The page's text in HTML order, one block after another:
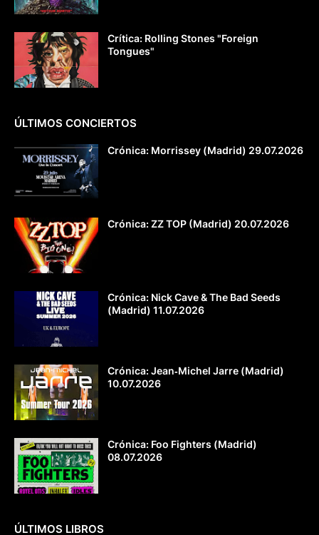
Crítica: Rolling Stones "Foreign
Tongues"
ÚLTIMOS CONCIERTOS
Crónica: Morrissey (Madrid) 29.07.2026
Crónica: ZZ TOP (Madrid) 20.07.2026
Crónica: Nick Cave & The Bad Seeds
(Madrid) 11.07.2026
Crónica: Jean‐Michel Jarre (Madrid)
10.07.2026
Crónica: Foo Fighters (Madrid)
08.07.2026
ÚLTIMOS LIBROS